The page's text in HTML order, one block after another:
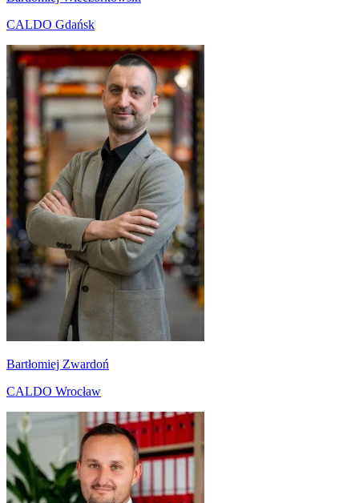
CALDO Gdańsk
Bartłomiej Zwardoń
CALDO Wrocław